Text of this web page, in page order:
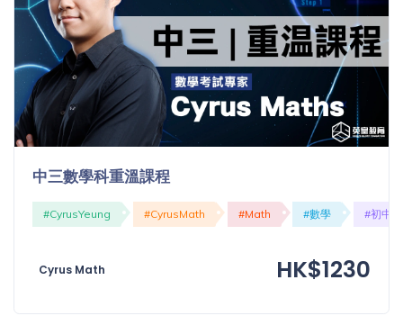
中三數學科重溫課程
#CyrusYeung #CyrusMath #Math #數學 #初中
Cyrus Math HK$1230